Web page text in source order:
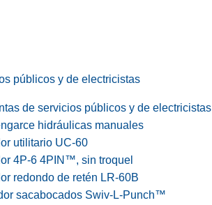
públicos y de electricistas
de servicios públicos y de electricistas
hidráulicas manuales
utilitario UC-60
4P-6 4PIN™, sin troquel
redondo de retén LR-60B
sacabocados Swiv-L-Punch™